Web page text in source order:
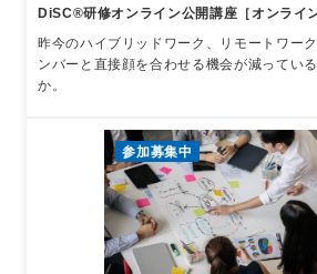
DiSC®︎研修オンライン公開講座［オンライン
昨今のハイブリッドワーク、リモートワー
ンバーと直接顔を合わせる機会が減ってい
か。
参加募集中